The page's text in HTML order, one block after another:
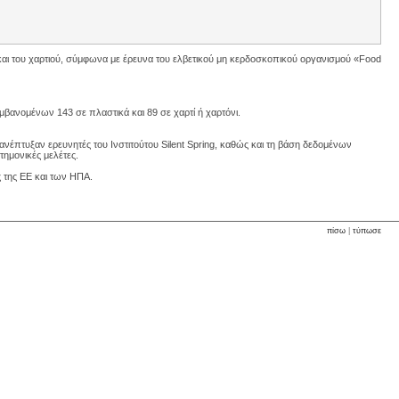
του χαρτιού, σύμφωνα με έρευνα του ελβετικού μη κερδοσκοπικού οργανισμού «Food
143 σε πλαστικά και 89 σε χαρτί ή χαρτόνι.
ερευνητές του Ινστιτούτου Silent Spring, καθώς και τη βάση δεδομένων
μελέτες.
της ΕΕ και των ΗΠΑ.
πίσω τύπωσε